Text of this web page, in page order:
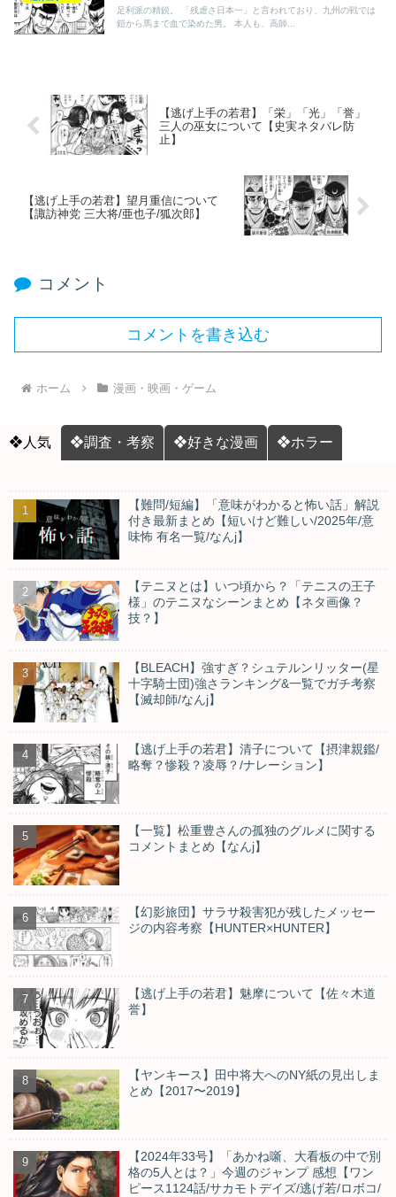
足利派の精鋭。 「残虐さ日本一」と言われており、九州の戦では
鎧から馬まで血で染めた男。 本人も、高師...
【逃げ上手の若君】「栄」「光」「誉」
三人の巫女について【史実ネタバレ防
止】
【逃げ上手の若君】望月重信について
【諏訪神党 三大将/亜也子/狐次郎】
コメント
コメントを書き込む
ホーム 漫画・映画・ゲーム
❖人気 ❖調査・考察 ❖好きな漫画 ❖ホラー
【難問/短編】「意味がわかると怖い話」解説
付き最新まとめ【短いけど難しい/2025年/意
味怖 有名一覧/なんj】
【テニヌとは】いつ頃から？「テニスの王子
様」のテニヌなシーンまとめ【ネタ画像？
技？】
【BLEACH】強すぎ？シュテルンリッター(星
十字騎士団)強さランキング&一覧でガチ考察
【滅却師/なんj】
【逃げ上手の若君】清子について【摂津親鑑/
略奪？惨殺？凌辱？/ナレーション】
【一覧】松重豊さんの孤独のグルメに関する
コメントまとめ【なんj】
【幻影旅団】サラサ殺害犯が残したメッセー
ジの内容考察【HUNTER×HUNTER】
【逃げ上手の若君】魅摩について【佐々木道
誉】
【ヤンキース】田中将大へのNY紙の見出しま
とめ【2017〜2019】
【2024年33号】「あかね噺、大看板の中で別
格の5人とは？」今週のジャンプ 感想【ワン
ピース1124話/サカモトデイズ/逃げ若/ロボコ/